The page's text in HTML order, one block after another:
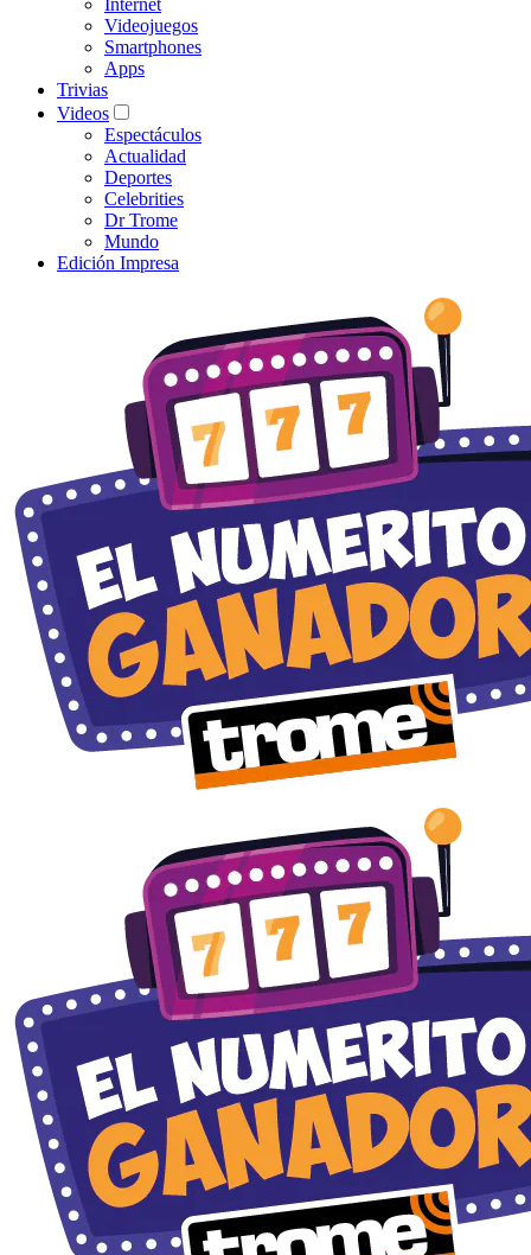
Internet
Videojuegos
Smartphones
Apps
Trivias
Videos
Espectáculos
Actualidad
Deportes
Celebrities
Dr Trome
Mundo
Edición Impresa